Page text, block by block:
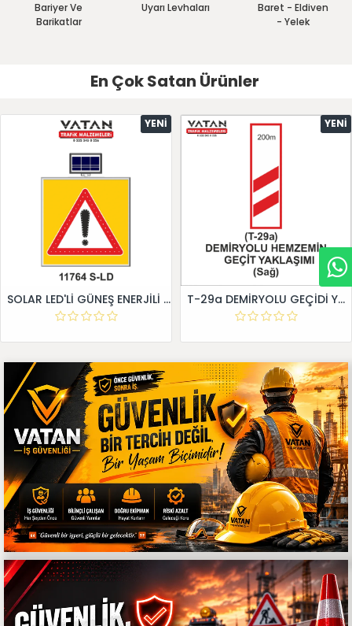
Bariyer Ve
Barikatlar
Uyarı Levhaları
Baret - Eldiven
- Yelek
En Çok Satan Ürünler
YENI
SOLAR LED'Lİ GÜNEŞ ENERJİLİ LEVHA
YENI
T-29a DEMİRYOLU GEÇİDİ YAKLAŞIM LEVHALARI (Sağ)